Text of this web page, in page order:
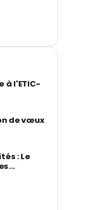
à l'ETIC-
de vœux
: Le